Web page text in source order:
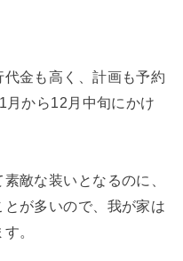
金も高く、計画も予約
月から12月中旬にかけ
敵な装いとなるのに、
が多いので、我が家は
。